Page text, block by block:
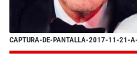
CAPTURA-DE-PANTALLA-2017-11-21-